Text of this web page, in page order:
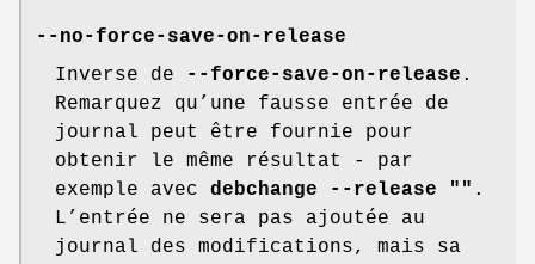
--no-force-save-on-release
Inverse de
--force-save-on-release .
Remarquez qu’une fausse entrée de
journal peut être fournie pour
obtenir le même résultat - par
exemple avec debchange --release "" .
L’entrée ne sera pas ajoutée au
journal des modifications, mais sa